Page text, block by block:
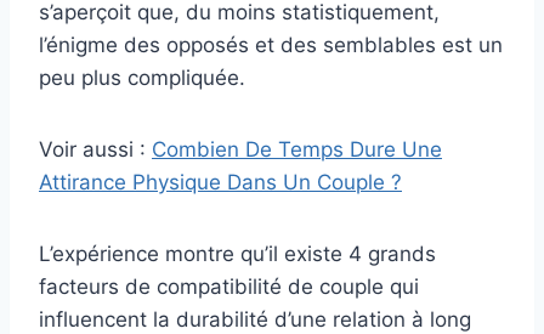
s’aperçoit que, du moins statistiquement,
l’énigme des opposés et des semblables est un
peu plus compliquée.
Voir aussi : Combien De Temps Dure Une
Attirance Physique Dans Un Couple ?
L’expérience montre qu’il existe 4 grands
facteurs de compatibilité de couple qui
influencent la durabilité d’une relation à long